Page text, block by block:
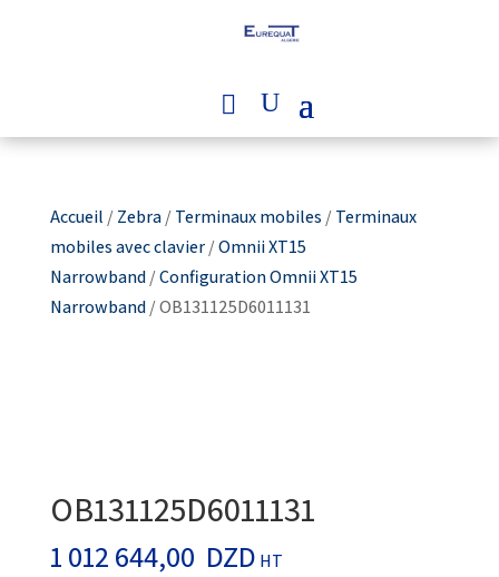
Accueil /Zebra/Terminaux mobiles /Terminaux
mobiles avec clavier/Omnii XT15
Narrowband/Configuration Omnii XT15
Narrowband/ OB131125D6011131
OB131125D6011131
1 012 644,00 DZD HT